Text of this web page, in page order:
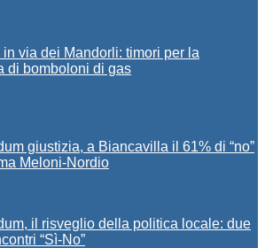
in via dei Mandorli: timori per la
di bomboloni di gas
giustizia, a Biancavilla il 61% di “no”
Meloni-Nordio
il risveglio della politica locale: due
“Sì-No”